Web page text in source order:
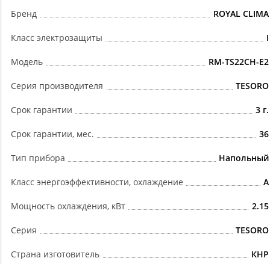
Бренд ROYAL CLIMA
Класс электрозащиты I
Модель RM-TS22CH-E2
Серия производителя TESORO
Срок гарантии 3 г.
Срок гарантии, мес. 36
Тип прибора Напольный
Класс энергоэффективности, охлаждение A
Мощность охлаждения, кВт 2.15
Серия TESORO
Страна изготовитель КНР